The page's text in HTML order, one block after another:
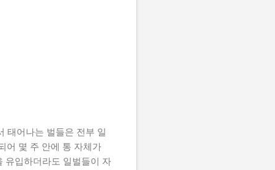
태어나는 벌들은 전부 일
어 몇 주 안에 통 자체가
유입하더라도 일벌들이 자